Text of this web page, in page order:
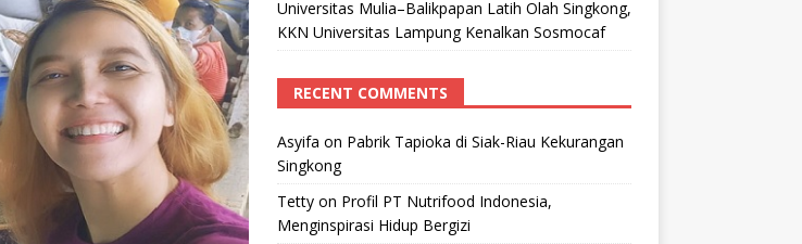
Universitas Mulia–Balikpapan Latih Olah Singkong,
KKN Universitas Lampung Kenalkan Sosmocaf
RECENT COMMENTS
Asyifa on Pabrik Tapioka di Siak-Riau Kekurangan
Singkong
Tettyon Profil PT Nutrifood Indonesia,
Menginspirasi Hidup Bergizi